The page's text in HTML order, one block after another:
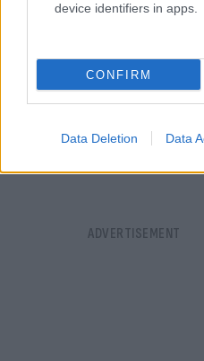
device identifiers in apps.
CONFIRM
Data Deletion Data